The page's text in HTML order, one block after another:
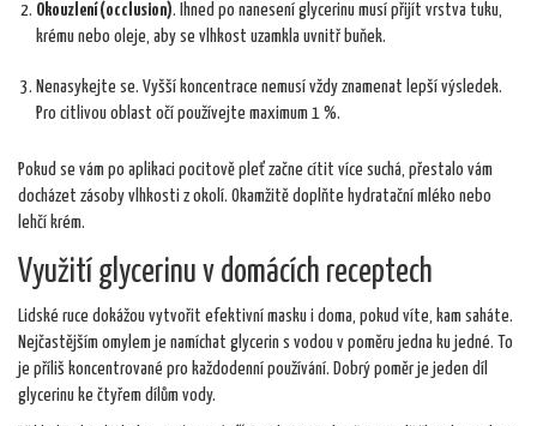
Okouzlení (occlusion). Ihned po nanesení glycerinu musí přijít vrstva tuku,
krému nebo oleje, aby se vlhkost uzamkla uvnitř buňek.
Nenasykejte se. Vyšší koncentrace nemusí vždy znamenat lepší výsledek.
Pro citlivou oblast očí používejte maximum 1 %.
Pokud se vám po aplikaci pocitově pleť začne cítit více suchá, přestalo vám
docházet zásoby vlhkosti z okolí. Okamžitě doplňte hydratační mléko nebo
lehčí krém.
Využití glycerinu v domácích receptech
Lidské ruce dokážou vytvořit efektivní masku i doma, pokud víte, kam saháte.
Nejčastějším omylem je namíchat glycerin s vodou v poměru jedna ku jedné. To
je příliš koncentrované pro každodenní používání. Dobrý poměr je jeden díl
glycerinu ke čtyřem dílům vody.